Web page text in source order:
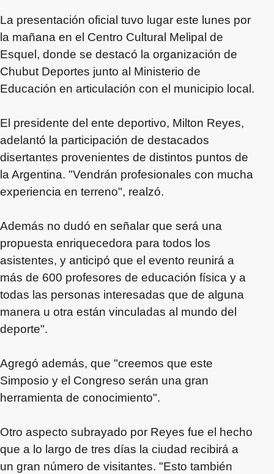
La presentación oficial tuvo lugar este lunes por
la mañana en el Centro Cultural Melipal de
Esquel, donde se destacó la organización de
Chubut Deportes junto al Ministerio de
Educación en articulación con el municipio local.
El presidente del ente deportivo, Milton Reyes,
adelantó la participación de destacados
disertantes provenientes de distintos puntos de
la Argentina. "Vendrán profesionales con mucha
experiencia en terreno", realzó.
Además no dudó en señalar que será una
propuesta enriquecedora para todos los
asistentes, y anticipó que el evento reunirá a
más de 600 profesores de educación física y a
todas las personas interesadas que de alguna
manera u otra están vinculadas al mundo del
deporte".
Agregó además, que "creemos que este
Simposio y el Congreso serán una gran
herramienta de conocimiento".
Otro aspecto subrayado por Reyes fue el hecho
que a lo largo de tres días la ciudad recibirá a
un gran número de visitantes. "Esto también